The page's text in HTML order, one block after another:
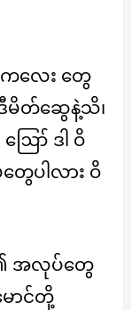
လေး တွေ
မိတ်ဆွေနဲ့သိ၊
ဪ ဒါ ဝိ
ပါလား ဝိ
အလုပ်တွေ
ောင်တို့